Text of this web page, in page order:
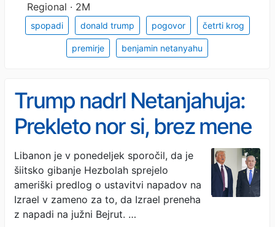
Regional · 2M
spopadi donald trump pogovor četrti krog
premirje benjamin netanyahu
Trump nadrl Netanjahuja:
Prekleto nor si, brez mene
bi bil v zaporu!
Libanon je v ponedeljek sporočil, da je
šiitsko gibanje Hezbolah sprejelo
ameriški predlog o ustavitvi napadov na
Izrael v zameno za to, da Izrael preneha
z napadi na južni Bejrut. …